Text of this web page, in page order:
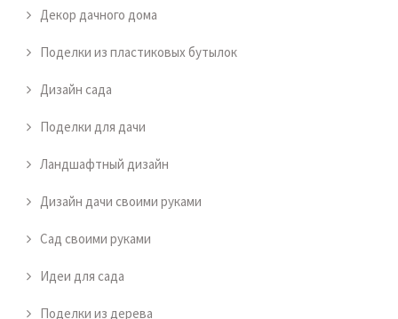
Декор дачного дома
Поделки из пластиковых бутылок
Дизайн сада
Поделки для дачи
Ландшафтный дизайн
Дизайн дачи своими руками
Сад своими руками
Идеи для сада
Поделки из дерева